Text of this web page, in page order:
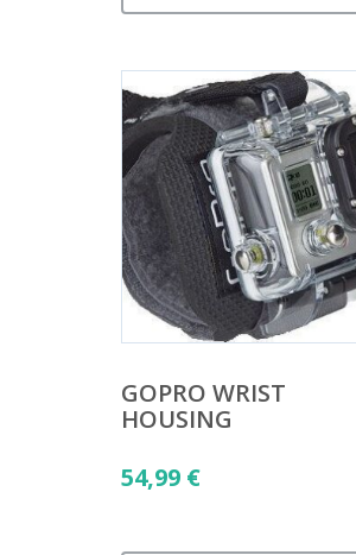
GOPRO WRIST
HOUSING
54,99 €